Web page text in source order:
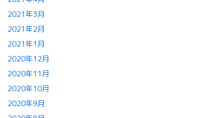
2021年3月
2021年2月
2021年1月
2020年12月
2020年11月
2020年10月
2020年9月